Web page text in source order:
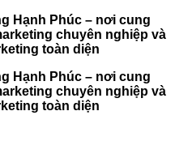
Hạnh Phúc – nơi cung
chuyên nghiệp và
toàn diện
Hạnh Phúc – nơi cung
chuyên nghiệp và
toàn diện